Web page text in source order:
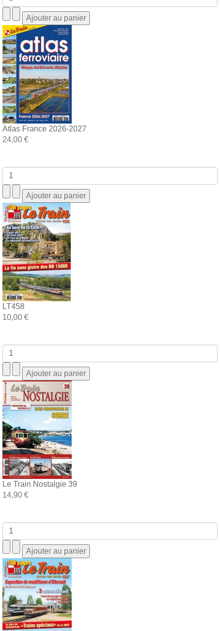
Atlas France 2026-2027
24,00 €
LT458
10,00 €
Le Train Nostalgie 39
14,90 €